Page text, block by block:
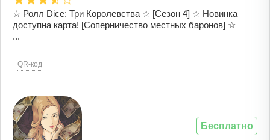
☆ Ролл Dice: Три Королевства ☆ [Сезон 4] ☆ Новинка
доступна карта! [Соперничество местных баронов] ☆
...
QR-код
Бесплатно